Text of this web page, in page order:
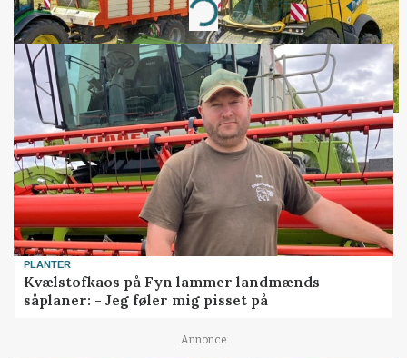
Loading...
PLANTER
Kvælstofkaos på Fyn lammer landmænds
såplaner: - Jeg føler mig pisset på
Annonce